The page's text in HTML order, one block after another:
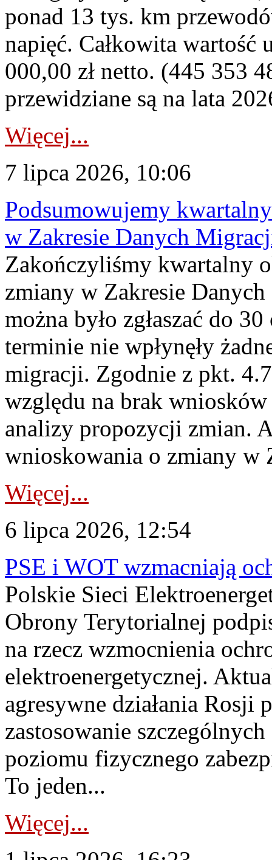
ponad 13 tys. km
napięć. Całkowita
000,00 zł netto. (445 353
przewidziane są na lata
Więcej...
7 lipca 2026, 10:06
Podsumowujemy
w Zakresie Danych
Zakończyliśmy kwartalny
zmiany w Zakresie
można było zgłaszać do
terminie nie wpłynęły
migracji. Zgodnie z pkt.
względu na brak
analizy propozycji zmian.
wnioskowania o zmiany w
Więcej...
6 lipca 2026, 12:54
PSE i WOT wzmacniają
Polskie Sieci
Obrony Terytorialnej
na rzecz wzmocnienia
elektroenergetycznej.
agresywne działania Rosji
zastosowanie
poziomu fizycznego
To jeden...
Więcej...